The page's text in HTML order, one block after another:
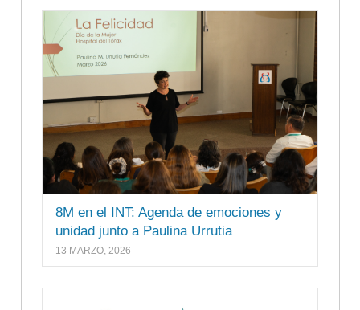
8M en el INT: Agenda de emociones y
unidad junto a Paulina Urrutia
13 MARZO, 2026